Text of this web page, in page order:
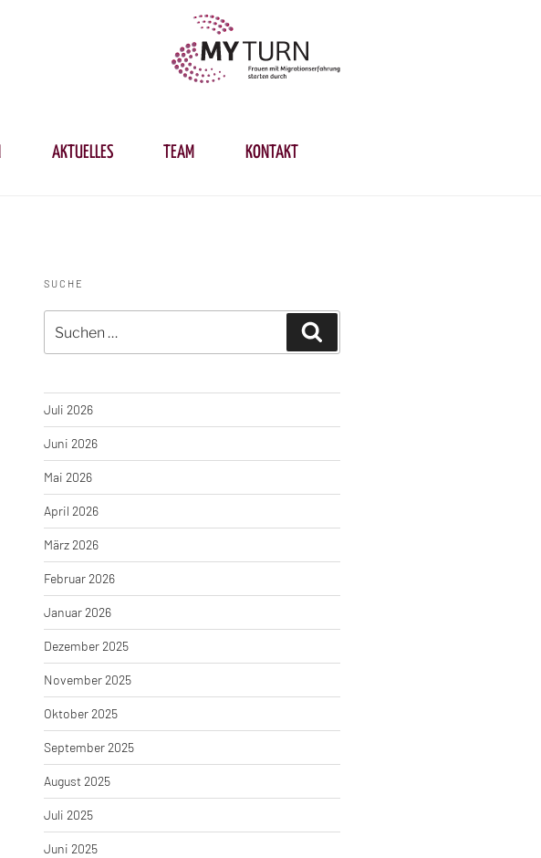
AKTUELLES TEAM KONTAKT
SUCHE
nach:
Juli 2026
Juni 2026
Mai 2026
April 2026
März 2026
Februar 2026
Januar 2026
Dezember 2025
November 2025
Oktober 2025
September 2025
August 2025
Juli 2025
Juni 2025